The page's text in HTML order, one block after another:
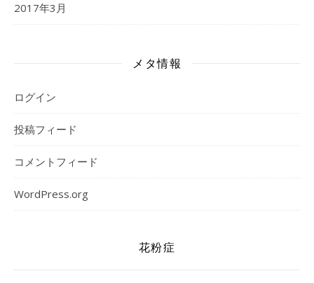
2017年3月
メタ情報
ログイン
投稿フィード
コメントフィード
WordPress.org
花粉症